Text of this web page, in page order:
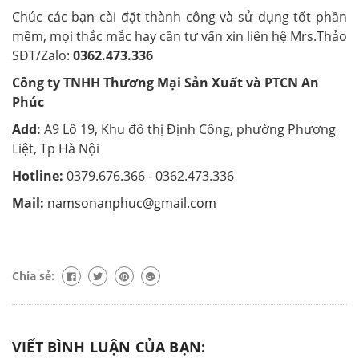
Chúc các bạn cài đặt thành công và sử dụng tốt phần
mềm, mọi thắc mắc hay cần tư vấn xin liên hệ Mrs.Thảo
SĐT/Zalo: 0362.473.336
Công ty TNHH Thương Mại Sản Xuất và PTCN An
Phúc
Add: A9 Lô 19, Khu đô thị Định Công, phường Phương
Liệt, Tp Hà Nội
Hotline: 0379.676.366 -0362.473.336
Mail: namsonanphuc@gmail.com
Chia sẻ:
VIẾT BÌNH LUẬN CỦA BẠN: